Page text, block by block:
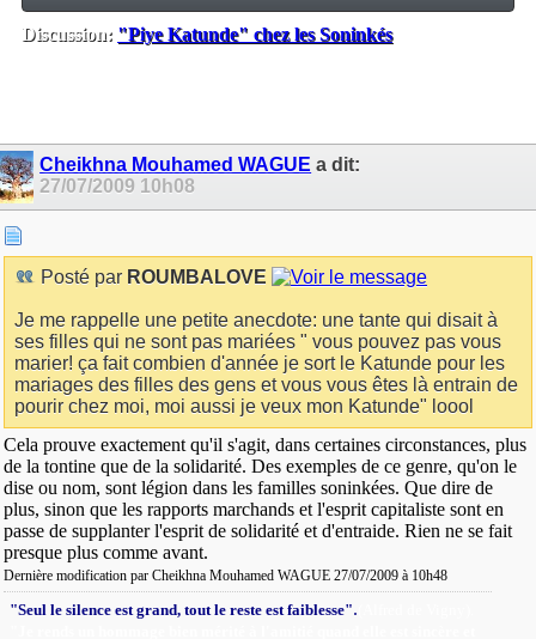
Discussion: "Piye Katunde" chez les Soninkés
Cheikhna Mouhamed WAGUE a dit:
27/07/2009 10h08
Posté par ROUMBALOVE
Je me rappelle une petite anecdote: une tante qui disait à
ses filles qui ne sont pas mariées " vous pouvez pas vous
marier! ça fait combien d'année je sort le Katunde pour les
mariages des filles des gens et vous vous êtes là entrain de
pourir chez moi, moi aussi je veux mon Katunde" loool
Cela prouve exactement qu'il s'agit, dans certaines circonstances, plus
de la tontine que de la solidarité. Des exemples de ce genre, qu'on le
dise ou nom, sont légion dans les familles soninkées. Que dire de
plus, sinon que les rapports marchands et l'esprit capitaliste sont en
passe de supplanter l'esprit de solidarité et d'entraide. Rien ne se fait
presque plus comme avant.
Dernière modification par Cheikhna Mouhamed WAGUE 27/07/2009 à 10h48
"Seul le silence est grand, tout le reste est faiblesse".